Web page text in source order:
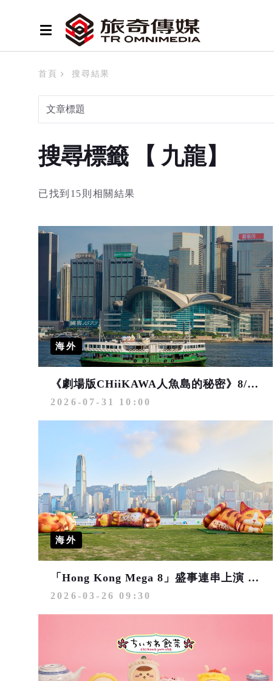
首頁 搜尋結果
搜尋標籤 【 九龍】
已找到15則相關結果
海外
《劇場版CHiiKAWA人魚島的秘密》8/6香港上映 天星小輪變身吉伊卡哇主題渡輪乘風啟航
2026-07-31 10:00
海外
「Hong Kong Mega 8」盛事連串上演 盡顯香港「亞洲盛事之都」魅力
2026-03-26 09:30